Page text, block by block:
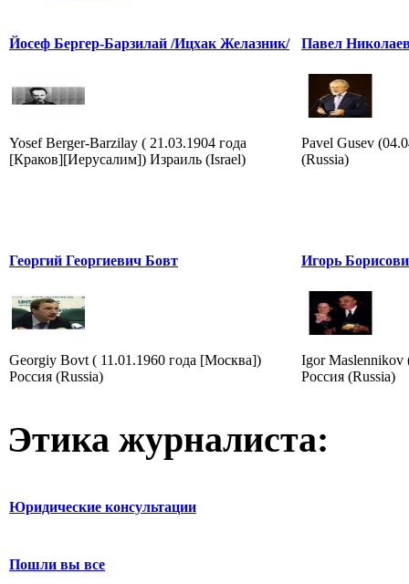
Йосеф Бергер-Барзилай /Ицхак Желазник/
Yosef Berger-Barzilay ( 21.03.1904 года
[Краков][Иерусалим]) Израиль (Israel)
Павел
Pavel Gusev
(Russia)
Георгий Георгиевич Бовт
Georgiy Bovt ( 11.01.1960 года [Москва])
Россия (Russia)
Игорь
Igor Maslennikov
Россия (Russia)
Этика журналиста:
Юридические консультации
Пошли вы все